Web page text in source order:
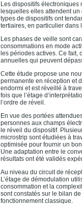
Les dispositifs
lesquelles elles attendent
types de dispositifs ont
tertiaires, en particulier dans
Les phases de veille sont
consommations en mode
les périodes actives. Ce
annuelles qui peuvent
Cette étude propose une
permanente en réception et
endormi et est réveillé à
fois que l’étage
l’ordre de réveil.
En vue des portées
personnes aux champs
le réveil du dispositif.
microstrip sont étudiées à
optimisée pour fournir un
Une adaptation entre le
résultats ont été validés
Au niveau du circuit de
L’étage de démodulation
consommation et la
sont constatés sur le bilan
fonctionnement classique.